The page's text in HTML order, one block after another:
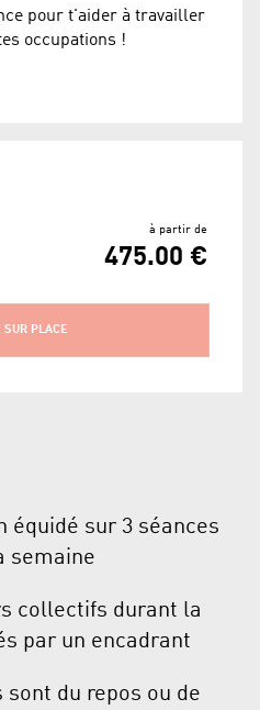
pour t'aider à travailler
occupations !
à partir de
475.00 €
SUR PLACE
équidé sur 3 séances
semaine
collectifs durant la
par un encadrant
sont du repos ou de